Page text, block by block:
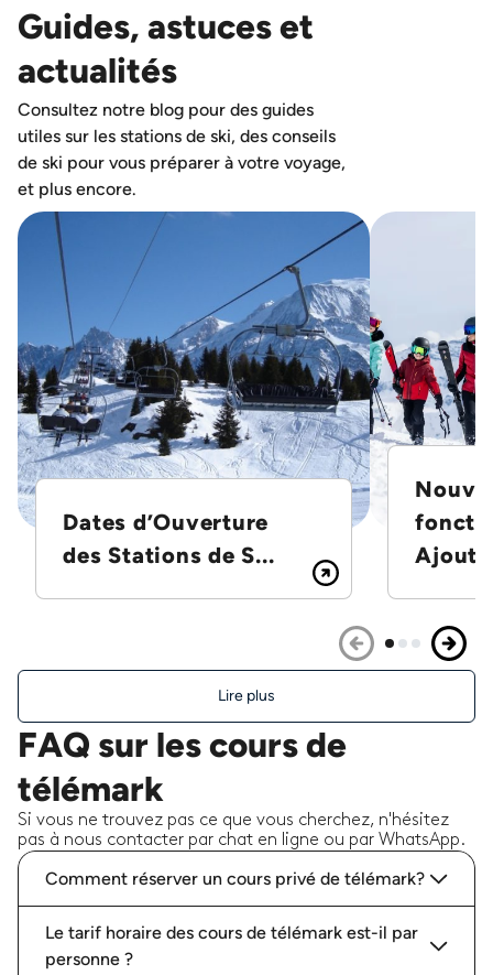
Guides, astuces et
actualités
Consultez notre blog pour des guides
utiles sur les stations de ski, des conseils
de ski pour vous préparer à votre voyage,
et plus encore.
Dates d’Ouverture
des Stations de S...
Lire plus
FAQ sur les cours de
télémark
Si vous ne trouvez pas ce que vous cherchez, n'hésitez
pas à nous contacter par chat en ligne ou par WhatsApp.
Comment réserver un cours privé de télémark?
Le tarif horaire des cours de télémark est-il par
personne ?